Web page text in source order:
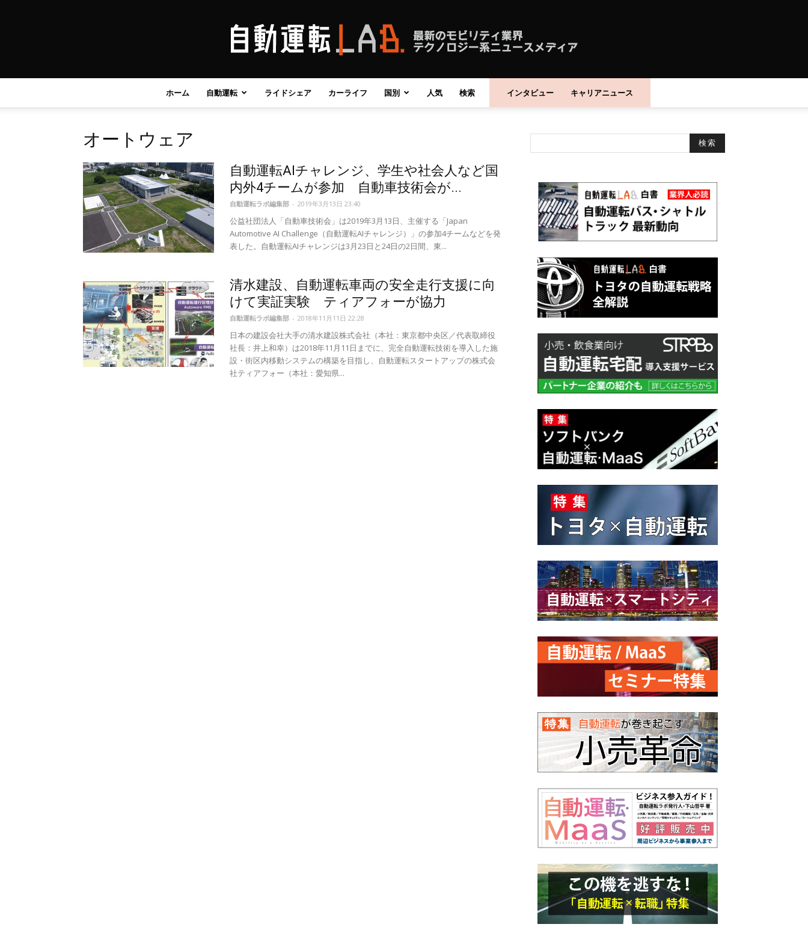
自
動
運
ホーム 自動運転 ライドシェア カーライフ 国別 人気 検索 インタビュー キャリアニュース
オートウェア
⾃動運転AIチャレンジ、学生や社会人など国
内外4チームが参加 自動車技術会が...
自動運転ラボ編集部 - 2019年3月13日 23:40
公益社団法人「自動車技術会」は2019年3月13日、主催する「Japan
Automotive AI Challenge（⾃動運転AIチャレンジ）」の参加4チームなどを発
表した。⾃動運転AIチャレンジは3月23日と24日の2日間、東...
清水建設、自動運転車両の安全走行支援に向
けて実証実験 ティアフォーが協力
自動運転ラボ編集部 - 2018年11月11日 22:28
日本の建設会社大手の清水建設株式会社（本社：東京都中央区／代表取締役
社長：井上和幸）は2018年11月11日までに、完全自動運転技術を導入した施
設・街区内移動システムの構築を目指し、自動運転スタートアップの株式会
社ティアフォー（本社：愛知県...